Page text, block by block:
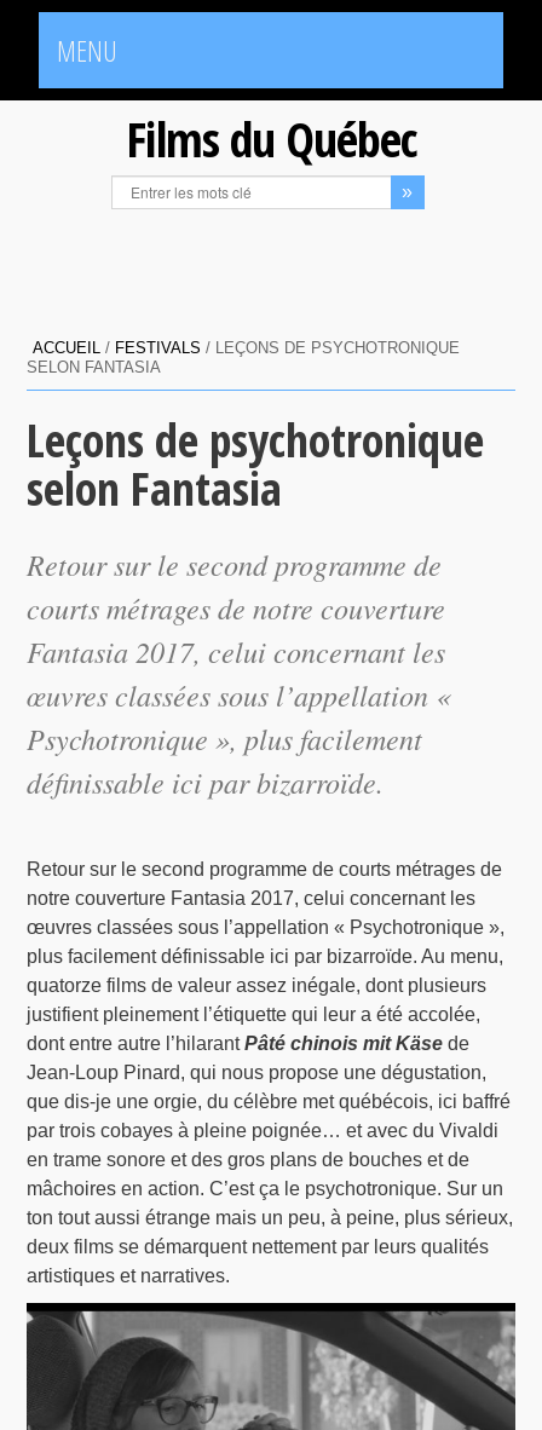
MENU
Films du Québec
ACCUEIL / FESTIVALS / LEÇONS DE PSYCHOTRONIQUE
SELON FANTASIA
Leçons de psychotronique
selon Fantasia
Retour sur le second programme de
courts métrages de notre couverture
Fantasia 2017, celui concernant les
œuvres classées sous l’appellation «
Psychotronique », plus facilement
définissable ici par bizarroïde.
Retour sur le second programme de courts métrages de
notre couverture Fantasia 2017, celui concernant les
œuvres classées sous l’appellation « Psychotronique »,
plus facilement définissable ici par bizarroïde. Au menu,
quatorze films de valeur assez inégale, dont plusieurs
justifient pleinement l’étiquette qui leur a été accolée,
dont entre autre l’hilarantPâté chinois mit Käse de
Jean-Loup Pinard, qui nous propose une dégustation,
que dis-je une orgie, du célèbre met québécois, ici baffré
par trois cobayes à pleine poignée… et avec du Vivaldi
en trame sonore et des gros plans de bouches et de
mâchoires en action. C’est ça le psychotronique. Sur un
ton tout aussi étrange mais un peu, à peine, plus sérieux,
deux films se démarquent nettement par leurs qualités
artistiques et narratives.